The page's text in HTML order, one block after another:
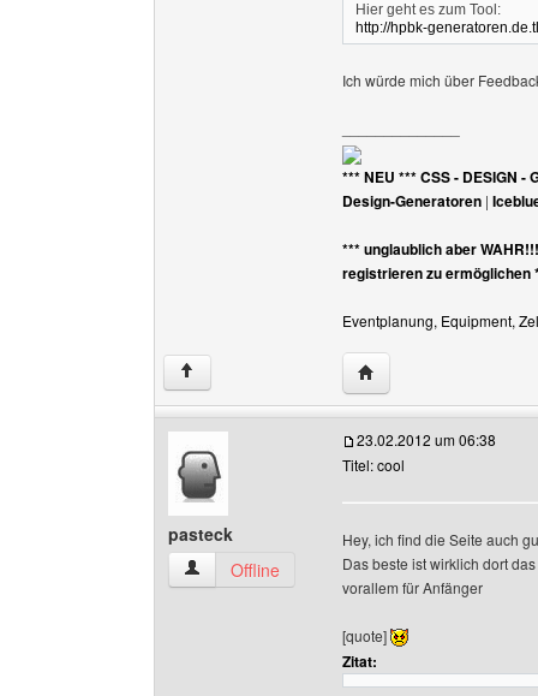
Hier geht es zum Tool:
http://hpbk-
Ich würde mich über
*** NEU *** CSS - DESIGN -
Design-Generatoren |
*** unglaublich aber
registrieren zu ermöglichen
Eventplanung, Equipment,
↑ Website dieses
pasteck
pasteck Benutzer-Profile anzeigen
Offline
23.02.2012 um 06:38
Titel: cool
Hey, ich find die Seite auch
Das beste ist wirklich dort
vorallem für Anfänger
[quote]
Zitat: